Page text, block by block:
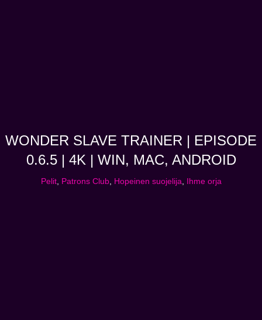
WONDER SLAVE TRAINER | EPISODE
0.6.5 | 4K | WIN, MAC, ANDROID
Pelit, Patrons Club, Hopeinen suojelija, Ihme orja